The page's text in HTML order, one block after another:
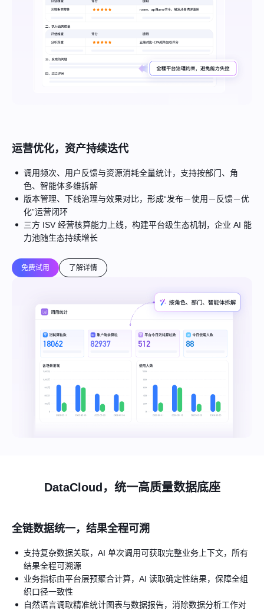
运营优化，资产持续迭代
调用频次、用户反馈与资源消耗全量统计，支持按部门、角
色、智能体多维拆解
版本管理、下线治理与效果对比，形成“发布－使用－反馈－优
化”运营闭环
三方 ISV 经营核算能力上线，构建平台级生态机制，企业 AI 能
力池随生态持续增长
免费试用 了解详情
DataCloud，统一高质量数据底座
全链数据统一，结果全程可溯
支持复杂数据关联，AI 单次调用可获取完整业务上下文，所有
结果全程可溯源
业务指标由平台层预聚合计算，AI 读取确定性结果，保障全组
织口径一致性
自然语言调取精准统计图表与数据报告，消除数据分析工作对